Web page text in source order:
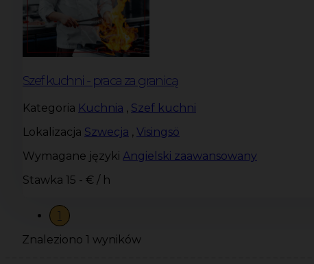
Szef kuchni - praca za granicą
Kategoria Kuchnia , Szef kuchni
Lokalizacja Szwecja , Visingsö
Wymagane języki Angielski zaawansowany
Stawka 15 - € / h
1
Znaleziono 1 wyników